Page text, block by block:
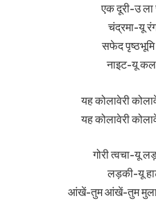
एक दूरी-उ
चंद्रमा-यू
सफेद
नाइट-यू
यह कोलावेरी
यह कोलावेरी
गोरी त्वचा-यू
लड़की-यू
आंखें-तुम आंखें-तुम